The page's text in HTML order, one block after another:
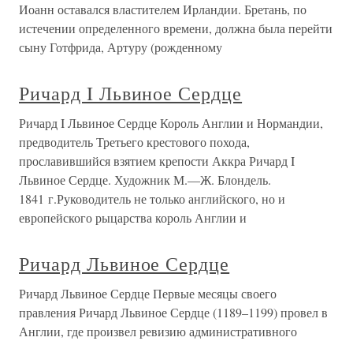
Иоанн оставался властителем Ирландии. Бретань, по
истечении определенного времени, должна была перейти
сыну Готфрида, Артуру (рожденному
Ричард I Львиное Сердце
Ричард I Львиное Сердце Король Англии и Нормандии,
предводитель Третьего крестового похода,
прославившийся взятием крепости Аккра Ричард I
Львиное Сердце. Художник М.—Ж. Блондель.
1841 г.Руководитель не только английского, но и
европейского рыцарства король Англии и
Ричард Львиное Сердце
Ричард Львиное Сердце Первые месяцы своего
правления Ричард Львиное Сердце (1189–1199) провел в
Англии, где произвел ревизию административного